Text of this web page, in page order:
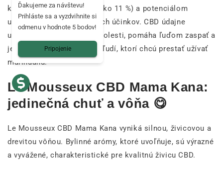
koncentráciou CBD (viac ako 11 %) a potenciálom
upokojujúcich a relaxačných účinkov. CBD údajne
upokojuje niektoré druhy bolesti, pomáha ľuďom zaspať a
je dobrou alternatívou pre ľudí, ktorí chcú prestať užívať
marihuanu.
Le Mousseux CBD Mama Kana:
jedinečná chuť a vôňa 😋
Le Mousseux CBD Mama Kana vyniká silnou, živicovou a
drevitou vôňou. Bylinné arómy, ktoré uvoľňuje, sú výrazné
a vyvážené, charakteristické pre kvalitnú živicu CBD.
Ďakujeme za návštevu!
Prihláste sa a vyzdvihnite si
odmenu v hodnote 5 bodov!
Pripojenie